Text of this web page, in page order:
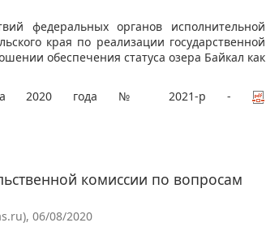
федеральных органов исполнительной
края по реализации государственной
обеспечения статуса озера Байкал как
2020 года № 2021-р -
комиссии по вопросам
06/08/2020